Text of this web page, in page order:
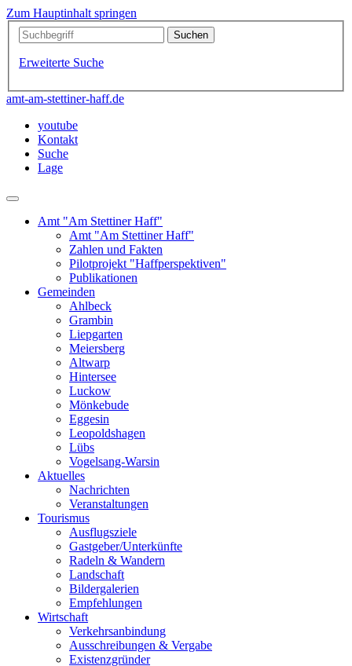
Zum Hauptinhalt springen
Erweiterte Suche
amt-am-stettiner-haff.de
youtube
Kontakt
Suche
Lage
Amt "Am Stettiner Haff"
Amt "Am Stettiner Haff"
Zahlen und Fakten
Pilotprojekt "Haffperspektiven"
Publikationen
Gemeinden
Ahlbeck
Grambin
Liepgarten
Meiersberg
Altwarp
Hintersee
Luckow
Mönkebude
Eggesin
Leopoldshagen
Lübs
Vogelsang-Warsin
Aktuelles
Nachrichten
Veranstaltungen
Tourismus
Ausflugsziele
Gastgeber/Unterkünfte
Radeln & Wandern
Landschaft
Bildergalerien
Empfehlungen
Wirtschaft
Verkehrsanbindung
Ausschreibungen & Vergabe
Existenzgründer